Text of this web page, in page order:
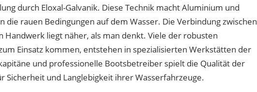
durch Eloxal-Galvanik. Diese Technik macht Aluminium und
die rauen Bedingungen auf dem Wasser. Die Verbindung zwischen
liegt näher, als man denkt. Viele der robusten
Einsatz kommen, entstehen in spezialisierten Werkstätten der
und professionelle Bootsbetreiber spielt die Qualität der
Sicherheit und Langlebigkeit ihrer Wasserfahrzeuge.